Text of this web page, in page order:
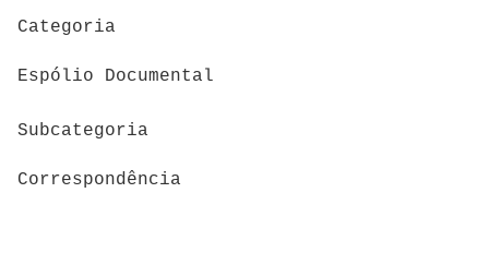
Categoria
Espólio Documental
Subcategoria
Correspondência